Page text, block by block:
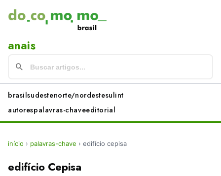
anais
brasilsudestenorte/nordestesulint
autorespalavras-chaveeditorial
início › palavras-chave › edifício cepisa
edifício Cepisa